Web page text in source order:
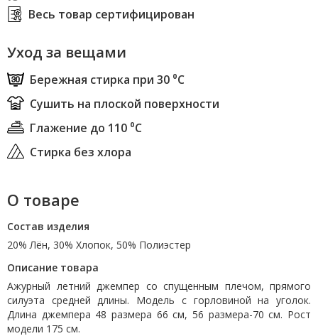
Весь товар сертифицирован
Уход за вещами
Бережная стирка при 30 ⁰С
Сушить на плоской поверхности
Глажение до 110 ⁰С
Стирка без хлора
О товаре
Состав изделия
20% Лён, 30% Хлопок, 50% Полиэстер
Описание товара
Ажурный летний джемпер со спущенным плечом, прямого
силуэта средней длины. Модель с горловиной на уголок.
Длина джемпера 48 размера 66 см, 56 размера-70 см. Рост
модели 175 см.